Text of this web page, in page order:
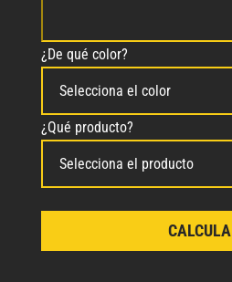
¿De qué color?
¿Qué producto?